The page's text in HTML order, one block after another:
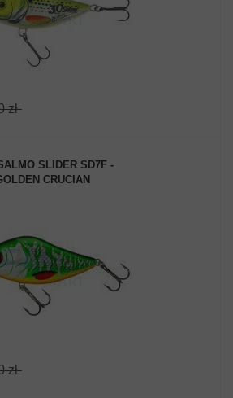
zł
SLIDER SD7F -
CRUCIAN
ZOBACZ PRODUKT
zł